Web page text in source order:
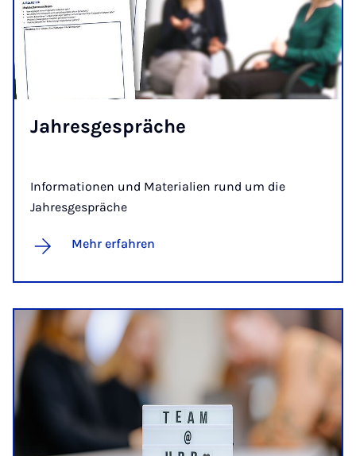
Jah­res­ge­sprä­che
Informationen und Materialien rund um die
Jahresgespräche
Mehr erfahren